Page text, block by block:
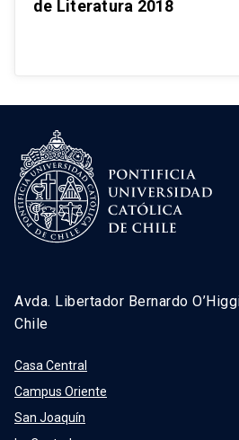
de Literatura 2018
Avda. Libertador Bernardo
Chile
Casa Central
Campus Oriente
San Joaquín